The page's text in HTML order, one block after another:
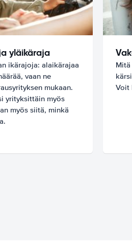
yläikäraja
ikärajoja: alaikärajaa
vaan ne
mukaan.
yrityksittäin myös
myös siitä, minkä
Voit